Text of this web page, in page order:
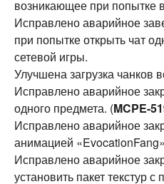
возникающее при попытке
Исправлено аварийное
при попытке открыть чат
сетевой игры.
Улучшена загрузка чанков
Исправлено аварийное
одного предмета. (MCPE-
Исправлено аварийное
анимацией
Исправлено аварийное
установить пакет текстур с